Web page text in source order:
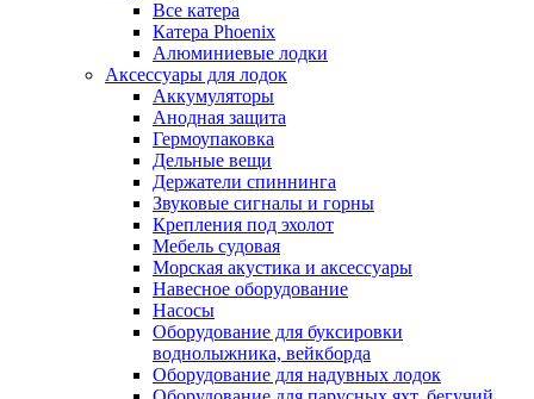
Все катера
Катера Phoenix
Алюминиевые лодки
Аксессуары для лодок
Аккумуляторы
Анодная защита
Гермоупаковка
Дельные вещи
Держатели спиннинга
Звуковые сигналы и горны
Крепления под эхолот
Мебель судовая
Морская акустика и аксессуары
Навесное оборудование
Насосы
Оборудование для буксировки
воднолыжника, вейкборда
Оборудование для надувных лодок